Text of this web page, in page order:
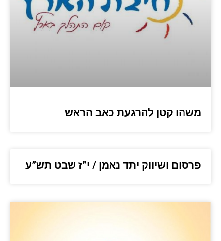
משהו קטן להרגעת כאב הראש
פרסום ושיווק יתד נאמן / י”ז שבט תש”ע